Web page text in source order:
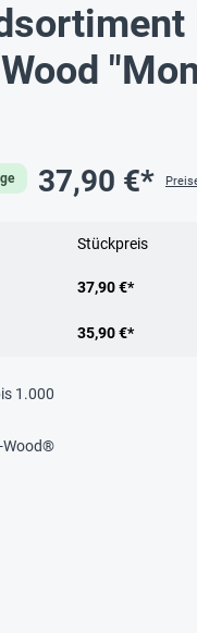
37,90 €*
Stückpreis
37,90 €*
35,90 €*
1.000
Wood®